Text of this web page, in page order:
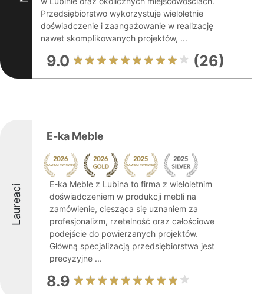
Przedsiębiorstwo wykorzystuje wieloletnie
doświadczenie i zaangażowanie w realizację
nawet skomplikowanych projektów, ...
9.0 (26)
Laureaci
E-ka Meble
E-ka Meble z Lubina to firma z wieloletnim
doświadczeniem w produkcji mebli na
zamówienie, ciesząca się uznaniem za
profesjonalizm, rzetelność oraz całościowe
podejście do powierzanych projektów.
Główną specjalizacją przedsiębiorstwa jest
precyzyjne ...
8.9